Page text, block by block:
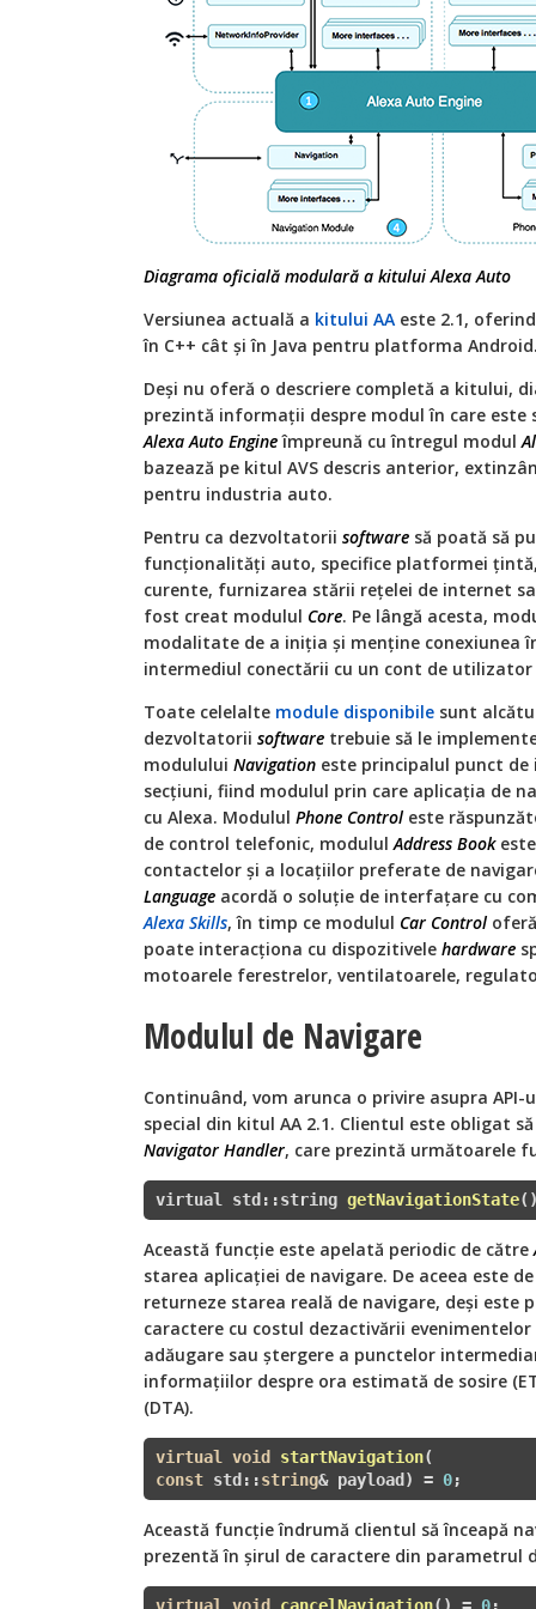
Diagrama oficială modulară a kitului Alexa Auto
Versiunea actuală a kitului AA este 2.1,
în C++ cât și în Java pentru platforma
Deși nu oferă o descriere completă a kitului,
prezintă informații despre modul în care
Alexa Auto Engineîmpreună cu întregul modul
bazează pe kitul AVS descris anterior,
pentru industria auto.
Pentru ca dezvoltatorii software să poată să
funcționalități auto, specifice platformei
curente, furnizarea stării rețelei de internet
fost creat modulul Core. Pe lângă acesta,
modalitate de a iniția și menține conexiunea
intermediul conectării cu un cont de utilizator
Toate celelalte module disponibile sunt
dezvoltatorii software trebuie să le
modulului Navigation este principalul punct
secțiuni, fiind modulul prin care aplicația de
cu Alexa. Modulul Phone Control este
de control telefonic, modululAddress Book
contactelor și a locațiilor preferate de
Language acordă o soluție de interfațare cu
Alexa Skills, în timp ce modulul Car Control
poate interacționa cu dispozitivele hardware
motoarele ferestrelor, ventilatoarele,
Modulul de Navigare
Continuând, vom arunca o privire asupra
special din kitul AA 2.1. Clientul este obligat
Navigator Handler, care prezintă următoarele
virtual std::string getNavigationState
Această funcție este apelată periodic de către
starea aplicației de navigare. De aceea este
returneze starea reală de navigare, deși este
caractere cu ​​costul dezactivării
adăugare sau ștergere a punctelor
informațiilor despre ora estimată de sosire
(DTA).
virtual void startNavigation
const std::string& payload) = 0;
Această funcție îndrumă clientul să înceapă
prezentă în șirul de caractere din parametrul
virtual void cancelNavigation() = 0;